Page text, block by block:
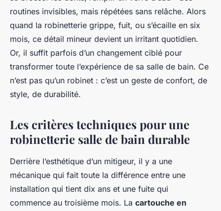
routines invisibles, mais répétées sans relâche. Alors
quand la robinetterie grippe, fuit, ou s’écaille en six
mois, ce détail mineur devient un irritant quotidien.
Or, il suffit parfois d’un changement ciblé pour
transformer toute l’expérience de sa salle de bain. Ce
n’est pas qu’un robinet : c’est un geste de confort, de
style, de durabilité.
Les critères techniques pour une
robinetterie salle de bain durable
Derrière l’esthétique d’un mitigeur, il y a une
mécanique qui fait toute la différence entre une
installation qui tient dix ans et une fuite qui
commence au troisième mois. La cartouche en